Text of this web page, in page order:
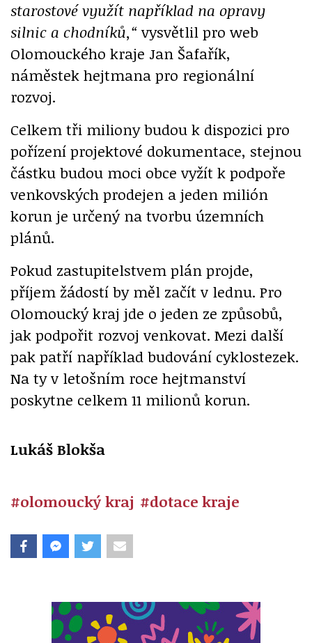
starostové využít například na opravy
silnic a chodníků,“ vysvětlil pro web
Olomouckého kraje Jan Šafařík,
náměstek hejtmana pro regionální
rozvoj.
Celkem tři miliony budou k dispozici pro
pořízení projektové dokumentace, stejnou
částku budou moci obce vyžít k podpoře
venkovských prodejen a jeden milión
korun je určený na tvorbu územních
plánů.
Pokud zastupitelstvem plán projde,
příjem žádostí by měl začít v lednu. Pro
Olomoucký kraj jde o jeden ze způsobů,
jak podpořit rozvoj venkovat. Mezi další
pak patří například budování cyklostezek.
Na ty v letošním roce hejtmanství
poskytne celkem 11 milionů korun.
Lukáš Blokša
#olomoucký kraj #dotace kraje